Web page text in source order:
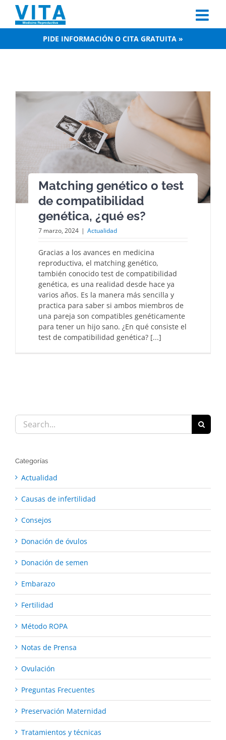
content
PIDE INFORMACIÓN O CITA GRATUITA »
Matching genético o test
de compatibilidad
genética, ¿qué es?
7 marzo, 2024 | Actualidad
Gracias a los avances en medicina
reproductiva, el matching genético,
también conocido test de compatibilidad
genética, es una realidad desde hace ya
varios años. Es la manera más sencilla y
practica para saber si ambos miembros de
una pareja son compatibles genéticamente
para tener un hijo sano. ¿En qué consiste el
test de compatibilidad genética? [...]
Search
for:
Categorías
Actualidad
Causas de infertilidad
Consejos
Donación de óvulos
Donación de semen
Embarazo
Fertilidad
Método ROPA
Notas de Prensa
Ovulación
Preguntas Frecuentes
Preservación Maternidad
Tratamientos y técnicas